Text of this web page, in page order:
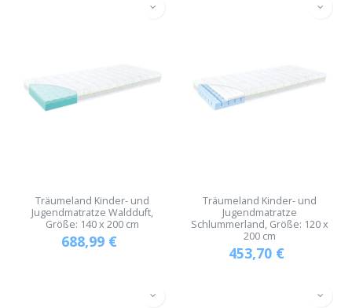
Träumeland Kinder- und
Jugendmatratze Waldduft,
Größe: 140 x 200 cm
688,99 €
Träumeland Kinder- und
Jugendmatratze
Schlummerland, Größe: 120 x
200 cm
453,70 €